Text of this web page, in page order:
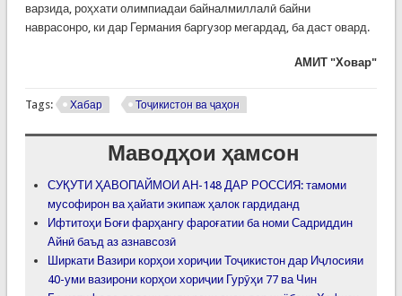
варзида, роҳхати олимпиадаи байналмиллалӣ байни
наврасонро, ки дар Германия баргузор мегардад, ба даст овард.
АМИТ "Ховар"
Tags: Хабар Тоҷикистон ва ҷаҳон
Маводҳои ҳамсон
СУҚУТИ ҲАВОПАЙМОИ АН-148 ДАР РОССИЯ: тамоми
мусофирон ва ҳайати экипаж ҳалок гардиданд
Ифтитоҳи Боғи фарҳангу фароғатии ба номи Садриддин
Айнӣ баъд аз азнавсозӣ
Ширкати Вазири корҳои хориҷии Тоҷикистон дар Иҷлосияи
40-уми вазирони корҳои хориҷии Гурӯҳи 77 ва Чин